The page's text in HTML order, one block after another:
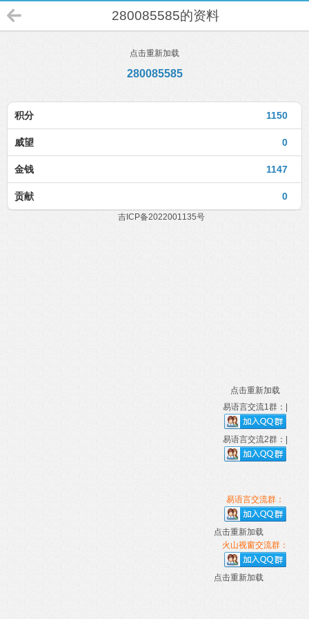
280085585的资料
点击重新加载
280085585
1150
积分
0
威望
1147
金钱
0
贡献
点击重新加载
易语言交流1群：|
易语言交流2群：|
易语言交流群：
点击重新加载
火山视窗交流群：
点击重新加载
吉ICP备2022001135号